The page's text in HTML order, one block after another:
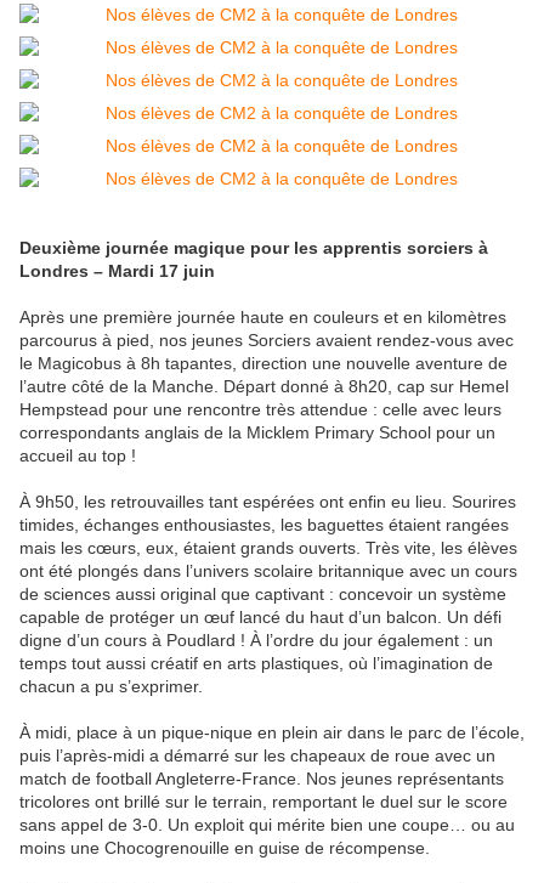
Deuxième journée magique pour les apprentis sorciers à
Londres – Mardi 17 juin
Après une première journée haute en couleurs et en kilomètres
parcourus à pied, nos jeunes Sorciers avaient rendez-vous avec
le Magicobus à 8h tapantes, direction une nouvelle aventure de
l’autre côté de la Manche. Départ donné à 8h20, cap sur Hemel
Hempstead pour une rencontre très attendue : celle avec leurs
correspondants anglais de la Micklem Primary School pour un
accueil au top !
À 9h50, les retrouvailles tant espérées ont enfin eu lieu. Sourires
timides, échanges enthousiastes, les baguettes étaient rangées
mais les cœurs, eux, étaient grands ouverts. Très vite, les élèves
ont été plongés dans l’univers scolaire britannique avec un cours
de sciences aussi original que captivant : concevoir un système
capable de protéger un œuf lancé du haut d’un balcon. Un défi
digne d’un cours à Poudlard ! À l’ordre du jour également : un
temps tout aussi créatif en arts plastiques, où l’imagination de
chacun a pu s’exprimer.
À midi, place à un pique-nique en plein air dans le parc de l’école,
puis l’après-midi a démarré sur les chapeaux de roue avec un
match de football Angleterre-France. Nos jeunes représentants
tricolores ont brillé sur le terrain, remportant le duel sur le score
sans appel de 3-0. Un exploit qui mérite bien une coupe… ou au
moins une Chocogrenouille en guise de récompense.